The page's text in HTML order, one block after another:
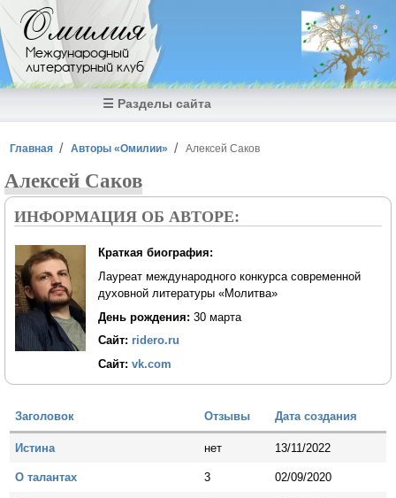
Перейти к основному содержанию
Омилия
Международный
литературный клуб
☰ Разделы сайта
Вы здесь
Главная Авторы «Омилии» Алексей Саков
Алексей Саков
ИНФОРМАЦИЯ ОБ АВТОРЕ:
Краткая биография:
Лауреат международного конкурса современной
духовной литературы «Молитва»
День рождения: 30 марта
Сайт: ridero.ru
Сайт: vk.com
Заголовок Отзывы Дата создания
Истина нет 13/11/2022
О талантах 3 02/09/2020